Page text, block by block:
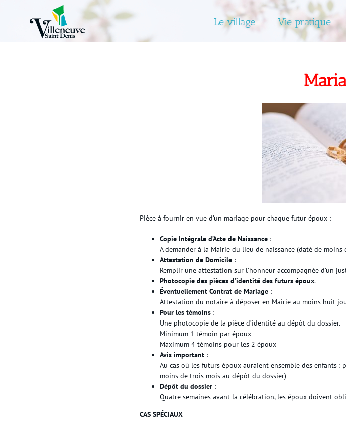
Le village Vie pratique
Pièce à fournir en vue d’un mariage pour chaque futur époux :
Copie Intégrale d’Acte de Naissance :
A demander à la Mairie du lieu de naissance (daté de
Attestation de Domicile :
Remplir une attestation sur l’honneur accompagnée d’un
Photocopie des pièces d’identité des futurs époux.
Éventuellement Contrat de Mariage :
Attestation du notaire à déposer en Mairie au moins huit
Pour les témoins :
Une photocopie de la pièce d’identité au dépôt du dossier.
Minimum 1 témoin par époux
Maximum 4 témoins pour les 2 époux
Avis important :
Au cas où les futurs époux auraient ensemble des enfants
moins de trois mois au dépôt du dossier)
Dépôt du dossier :
Quatre semaines avant la célébration, les époux doivent
CAS SPÉCIAUX